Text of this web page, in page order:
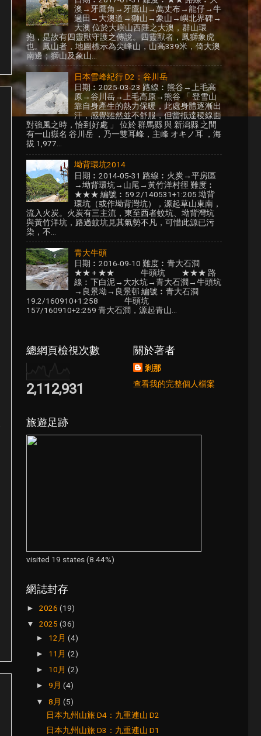
澳→牙鷹角→牙鷹山→萬丈布→龍仔→牛
過田→大澳道→獅山→象山→嶼北界碑→
大澳 位於大嶼山西陲之大澳，群山環
抱，是故有四靈獸守護之傳說。四靈獸者，鳳獅象虎
也。鳳山者，地圖標示為尖峰山，山高339米，倚大澳
南邊；獅山及象山...
日本雪峰紀行 D2：谷川岳
日期︰2025-03-23 路線︰熊谷→上毛高
原→谷川岳→上毛高原→熊谷 「 登雪山
靠自身產生的熱力保暖，此處身體逐漸出
汗，感覺雖然並不舒服，但當抵達稜線面
對強風之時，恰到好處 」 位於 群馬縣 與 新潟縣 之間
有一山嶽名 谷川岳 ，乃一雙耳峰，主峰 オキノ耳 ，海
拔 1,977...
坳背環坑2014
日期︰2014-05-31 路線︰火炭→平房區
→坳背環坑→山尾→黃竹洋村徑 難度︰
★★★ 編號︰59.2/140531+1:205 坳背
環坑（或作坳背灣坑），源起草山東南，
流入火炭。火炭有三主流，東至西者蚊坑、坳背灣坑
與黃竹洋坑，路過蚊坑見其氣勢不凡，可惜此源已污
染，不...
青大牛頭
日期︰2016-09-10 難度︰青大石澗
★★ + ★★ 牛頭坑 ★★★ 路
線︰下白泥→大水坑→青大石澗→牛頭坑
→良景坳→良景邨 編號︰青大石澗
19.2/160910+1:258 牛頭坑
157/160910+2:259 青大石澗，源起青山...
總網頁檢視次數
2,112,931
關於著者
剎那
查看我的完整個人檔案
旅遊足跡
visited 19 states (8.44%)
網誌封存
► 2026 (19)
▼ 2025 (36)
► 12月(4)
► 11月(2)
► 10月(2)
►9月(4)
▼8月(5)
日本九州山旅 D4：九重連山 D2
日本九州山旅 D3：九重連山 D1